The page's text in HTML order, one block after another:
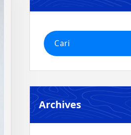
Pencarian
untuk:
Archives